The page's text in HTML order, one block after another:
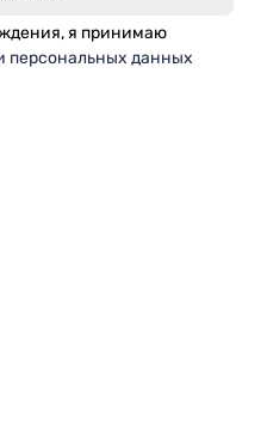
я принимаю
персональных данных